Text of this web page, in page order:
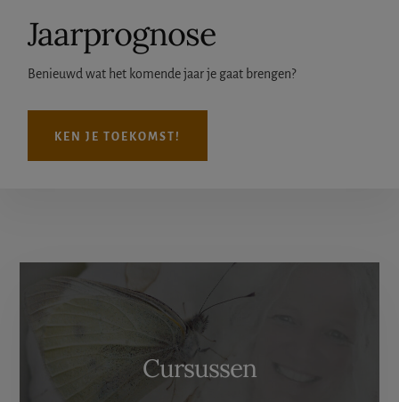
Jaarprognose
Benieuwd wat het komende jaar je gaat brengen?
KEN JE TOEKOMST!
Content
Cursussen